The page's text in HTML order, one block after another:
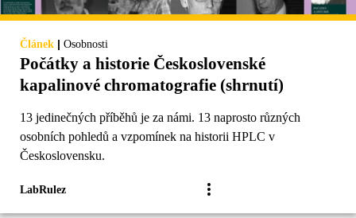
Článek | Osobnosti
Počátky a historie Československé
kapalinové chromatografie (shrnutí)
13 jedinečných příběhů je za námi. 13 naprosto různých
osobních pohledů a vzpomínek na historii HPLC v
Československu.
LabRulez